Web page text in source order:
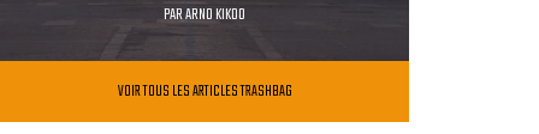
PARARNO KIKOO
VOIR TOUS LES ARTICLES TRASHBAG